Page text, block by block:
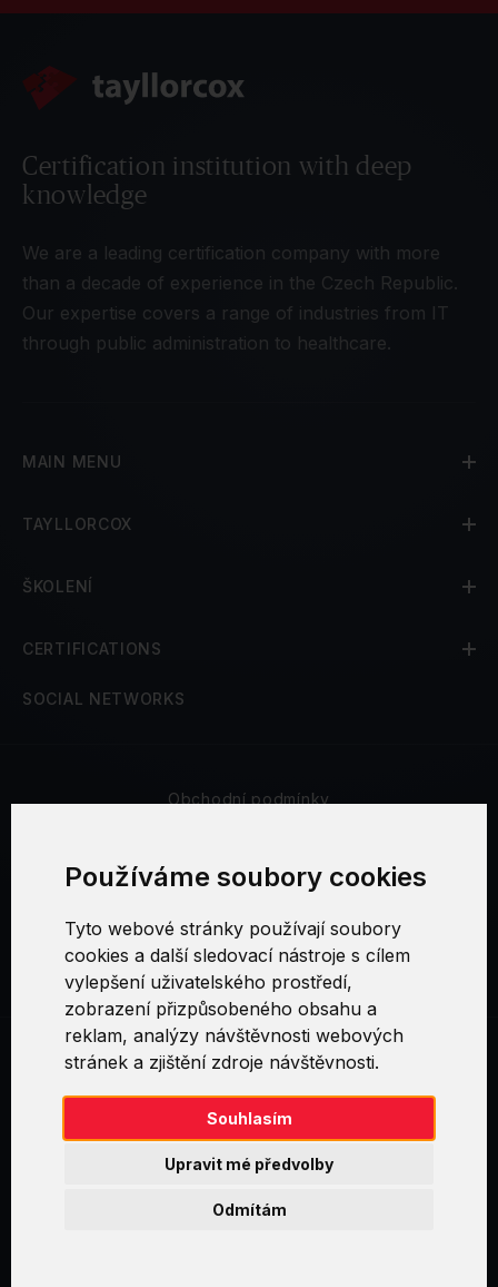
Používáme soubory cookies
Tyto webové stránky používají soubory
cookies a další sledovací nástroje s cílem
vylepšení uživatelského prostředí,
zobrazení přizpůsobeného obsahu a
reklam, analýzy návštěvnosti webových
stránek a zjištění zdroje návštěvnosti.
Souhlasím
Odmítám
Upravit mé předvolby
Certification institution with deep
knowledge
We are a leading certification company with more
than a decade of experience in the Czech Republic.
Our expertise covers a range of industries from IT
through public administration to healthcare.
MAIN MENU
TAYLLORCOX
ŠKOLENÍ
CERTIFICATIONS
SOCIAL NETWORKS
Obchodní podmínky
Nastavení cookies
Swirl logoTM je ochranná známka společnosti AXELOS Limited. ITIL®
je registrovanou ochrannou známkou AXELOS Limited. PRINCE2® je
registrovanou ochrannou známkou AXELOS Limited. MSP® je
registrovanou ochrannou známkou AXELOS Limited & TAYLLORCOX
trade mark of AXELOS Limited. Copyright© AXELOS Limited 2009.